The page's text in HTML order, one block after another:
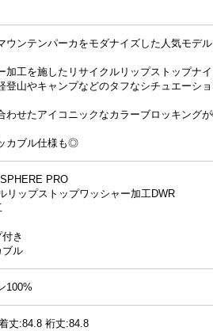
ウンテンパーカをモダナイズした人気モデ
加工を施したリサイクルリップストップナ
登山やキャンプなどのタフなシチュエーシ
わせたアイコニックなカラーブロッキングが
カブル仕様も◎
PRO
リップストップワッシャー加工DWR
き
ブル
100%
丈:84.8 裄丈:84.8